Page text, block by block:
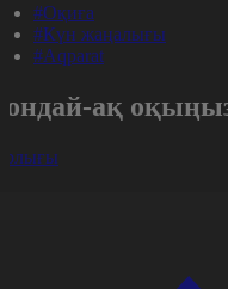
#Оқиға
#Күн жаңалығы
#Aqparat
ақ